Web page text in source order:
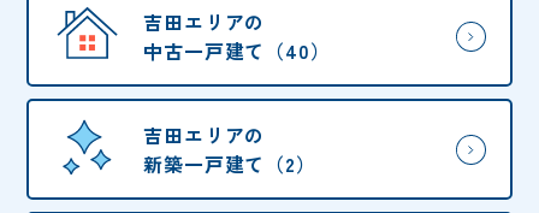
吉田エリアの
中古一戸建て（40）
吉田エリアの
新築一戸建て（2）